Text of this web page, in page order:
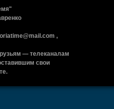
,
— телеканалам
свои